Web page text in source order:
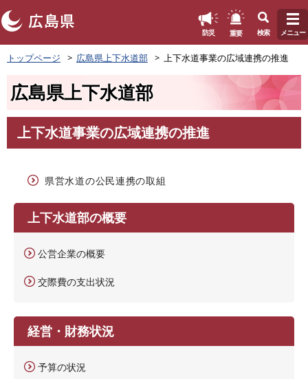
ペ
ー
頭
す
防災 重要 検索 メニュー
トップページ 広島県上下水道部 上下水道事業の広域連携の推進
広島県上下水道部
文
上下水道事業の広域連携の推進
県営水道の公民連携の取組
上下水道部の概要
公営企業の概要
交際費の支出状況
経営・財務状況
予算の状況